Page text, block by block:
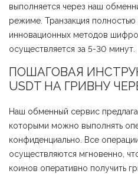
выполняется через наш
режиме. Транзакция
инновационных методов
осуществляется за 5-30 минут.
ПОШАГОВАЯ
USDT НА ГРИВНУ
Наш обменный сервис
которыми можно выполнять
конфиденциально. Все
осуществляются мгновенно,
коинов оперативно получить